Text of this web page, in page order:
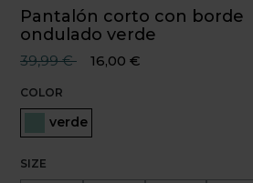
Pantalón corto con borde
ondulado verde
Precio reducido desde
39,99 €hasta
16,00 €
COLOR
verde
Seleccionado
SIZE